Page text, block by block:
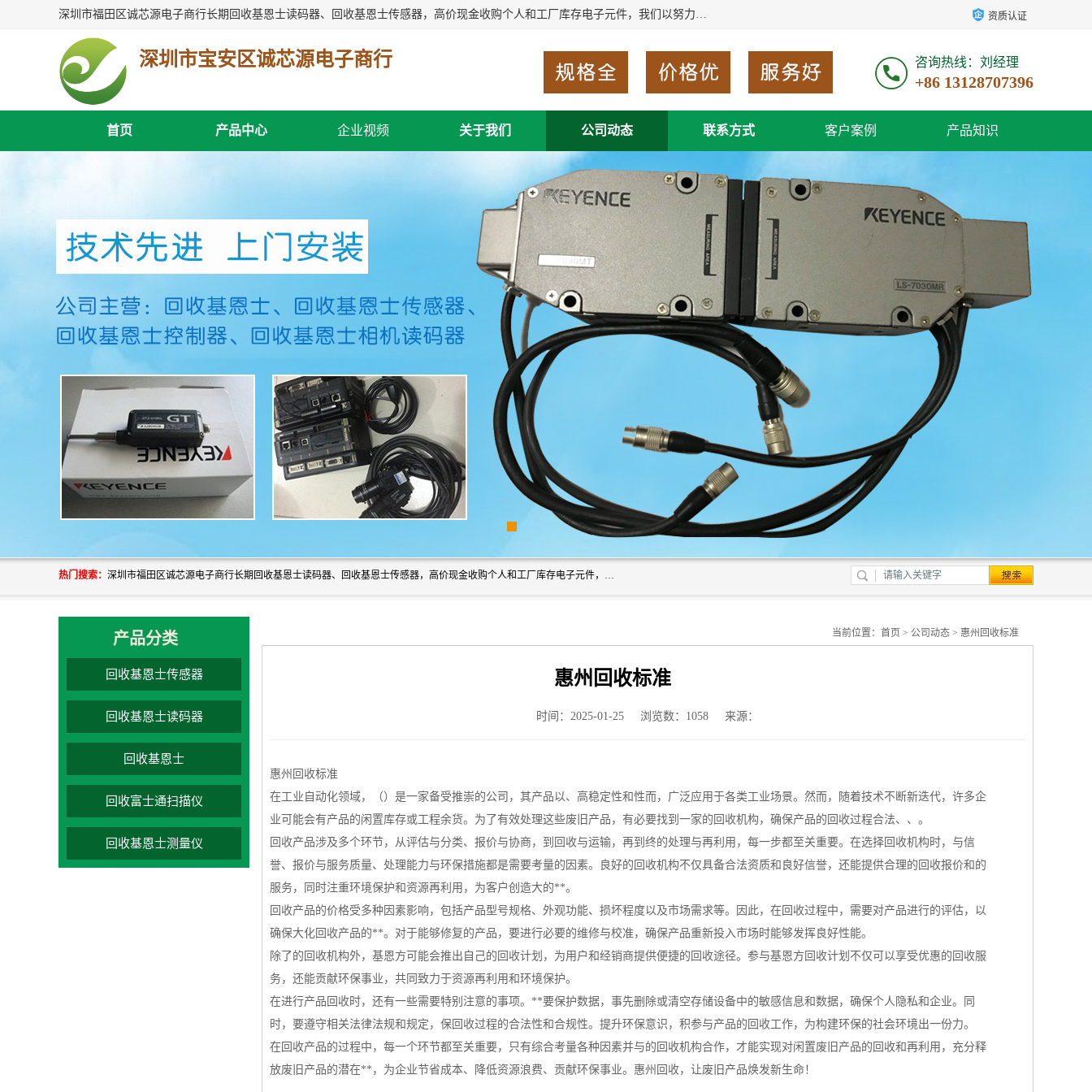
深圳市福田区诚芯源电子商行长期回收基恩士读码器、回收基恩士传感器，高价现金收购个人和工厂库存电子元件，我们以努力处事、以诚信待人，能迅速为客户消化库存、减少仓储、回笼资金，我们交易灵活方便，现金支付，价格合 理，尽量满足客户的要求，提供一条龙服务。 资质认证
深圳市宝安区诚芯源电子商行 咨询热线：刘经理
+86 13128707396
首页 产品中心 企业视频 关于我们 公司动态 联系方式 客户案例 产品知识
热门搜索： 深圳市福田区诚芯源电子商行长期回收基恩士读码器、回收基恩士传感器，高价现金收购个人和工厂库存电子元件，我们以努力处事、以诚信待人，能迅速为客户消化库存、减少仓储、回笼资金，我们交易灵活方便，现金支付，价格合 理，尽量满足客户的要求，提供一条龙服务。
产品分类
回收基恩士传感器
回收基恩士读码器
回收基恩士
回收富士通扫描仪
回收基恩士测量仪
当前位置： 首页 > 公司动态 > 惠州回收标准
惠州回收标准
时间：2025-01-25 浏览数：1058 来源：
惠州回收标准
在工业自动化领域，（）是一家备受推崇的公司，其产品以、高稳定性和性而，广泛应用于各类工业场景。然而，随着技术不断新迭代，许多企
业可能会有产品的闲置库存或工程余货。为了有效处理这些废旧产品，有必要找到一家的回收机构，确保产品的回收过程合法、、。
回收产品涉及多个环节，从评估与分类、报价与协商，到回收与运输，再到终的处理与再利用，每一步都至关重要。在选择回收机构时，与信
誉、报价与服务质量、处理能力与环保措施都是需要考量的因素。良好的回收机构不仅具备合法资质和良好信誉，还能提供合理的回收报价和的
服务，同时注重环境保护和资源再利用，为客户创造大的**。
回收产品的价格受多种因素影响，包括产品型号规格、外观功能、损坏程度以及市场需求等。因此，在回收过程中，需要对产品进行的评估，以
确保大化回收产品的**。对于能够修复的产品，要进行必要的维修与校准，确保产品重新投入市场时能够发挥良好性能。
除了的回收机构外，基恩方可能会推出自己的回收计划，为用户和经销商提供便捷的回收途径。参与基恩方回收计划不仅可以享受优惠的回收服
务，还能贡献环保事业，共同致力于资源再利用和环境保护。
在进行产品回收时，还有一些需要特别注意的事项。**要保护数据，事先删除或清空存储设备中的敏感信息和数据，确保个人隐私和企业。同
时，要遵守相关法律法规和规定，保回收过程的合法性和合规性。提升环保意识，积参与产品的回收工作，为构建环保的社会环境出一份力。
在回收产品的过程中，每一个环节都至关重要，只有综合考量各种因素并与的回收机构合作，才能实现对闲置废旧产品的回收和再利用，充分释
放废旧产品的潜在**，为企业节省成本、降低资源浪费、贡献环保事业。惠州回收，让废旧产品焕发新生命！